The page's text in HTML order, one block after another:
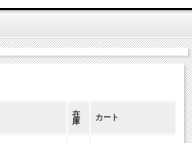
在
庫
カート